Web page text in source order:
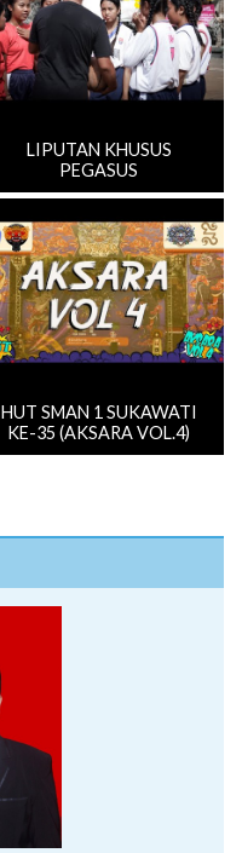
LIPUTAN KHUSUS
PEGASUS
HUT SMAN 1 SUKAWATI
KE-35 (AKSARA VOL.4)